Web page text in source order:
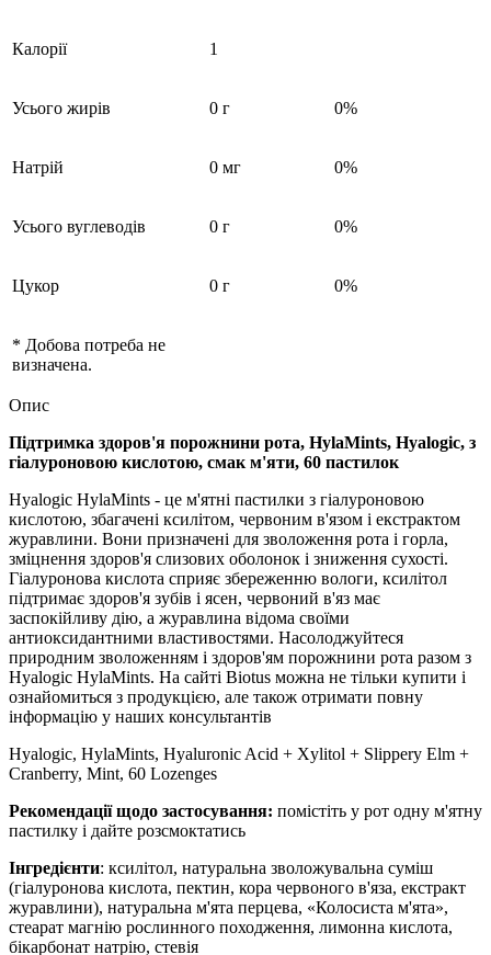
Калорії 1
Усього жирів 0 г 0%
Натрій 0 мг 0%
Усього вуглеводів 0 г 0%
Цукор 0 г 0%
* Добова потреба не
визначена.
Опис
Підтримка здоров'я порожнини рота, HylaMints, Hyalogic, з
гіалуроновою кислотою, смак м'яти, 60 пастилок
Hyalogic HylaMints - це м'ятні пастилки з гіалуроновою
кислотою, збагачені ксилітом, червоним в'язом і екстрактом
журавлини. Вони призначені для зволоження рота і горла,
зміцнення здоров'я слизових оболонок і зниження сухості.
Гіалуронова кислота сприяє збереженню вологи, ксилітол
підтримає здоров'я зубів і ясен, червоний в'яз має
заспокійливу дію, а журавлина відома своїми
антиоксидантними властивостями. Насолоджуйтеся
природним зволоженням і здоров'ям порожнини рота разом з
Hyalogic HylaMints. На сайті Вiotus можна не тільки купити і
ознайомиться з продукцією, але також отримати повну
інформацію у наших консультантів
Hyalogic, HylaMints, Hyaluronic Acid + Xylitol + Slippery Elm +
Cranberry, Mint, 60 Lozenges
Рекомендації щодо застосування: помістіть у рот одну м'ятну
пастилку і дайте розсмоктатись
Інгредієнти: ксилітол, натуральна зволожувальна суміш
(гіалуронова кислота, пектин, кора червоного в'яза, екстракт
журавлини), натуральна м'ята перцева, «Колосиста м'ята»,
стеарат магнію рослинного походження, лимонна кислота,
бікарбонат натрію, стевія